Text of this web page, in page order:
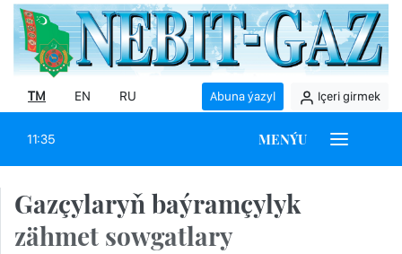
TM EN RU Abuna ýazyl Içeri girmek
11:35 MENÝU
Gazçylaryň baýramçylyk
zähmet sowgatlary